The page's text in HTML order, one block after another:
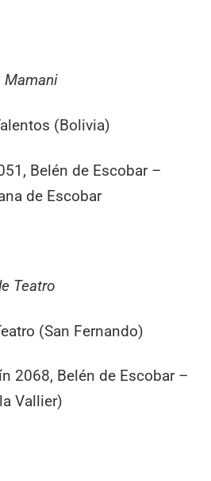
Mamani
(Bolivia)
Belén de Escobar –
de Escobar
Teatro
(San Fernando)
2068, Belén de Escobar –
Vallier)